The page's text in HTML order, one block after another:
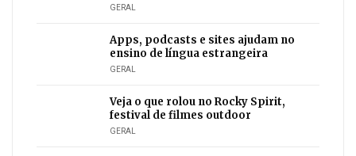
GERAL
Apps, podcasts e sites ajudam no
ensino de língua estrangeira
GERAL
Veja o que rolou no Rocky Spirit,
festival de filmes outdoor
GERAL